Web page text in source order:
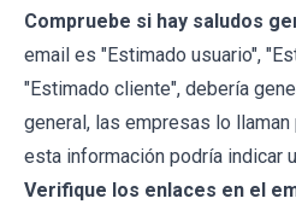
Compruebe si hay saludos
email es "Estimado usuario",
"Estimado cliente", debería
general, las empresas lo
esta información podría indicar
Verifique los enlaces en el